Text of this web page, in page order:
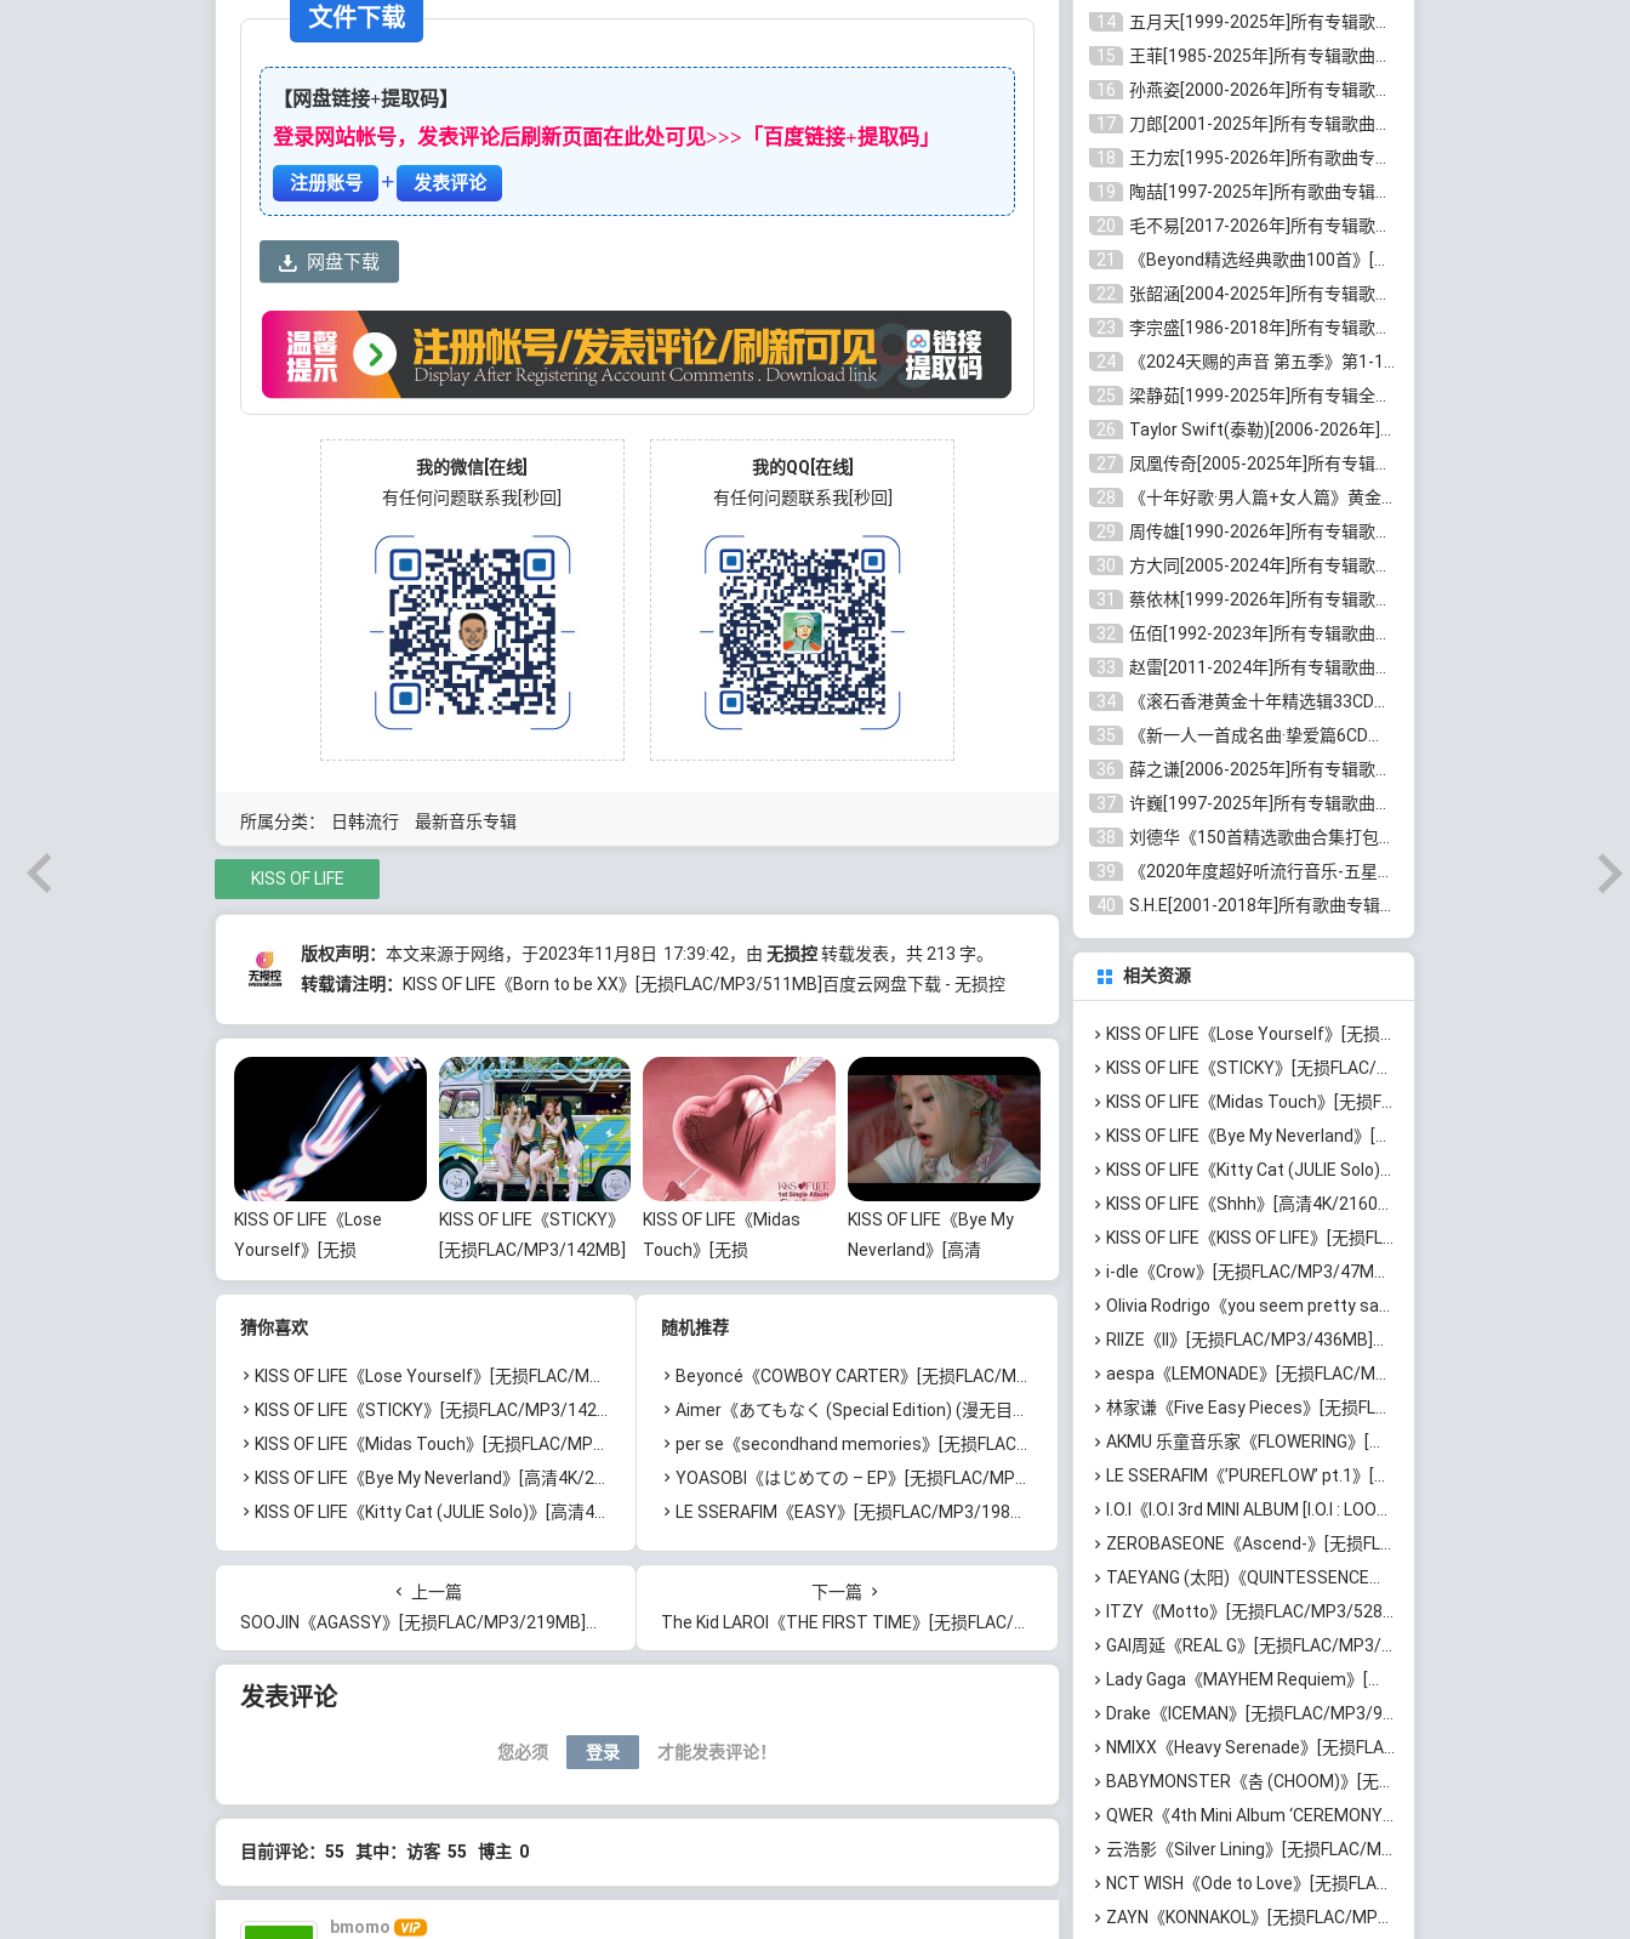
所属分类： 日韩流行 最新音乐专辑
文件下载
【网盘链接+提取码】
登录网站帐号，发表评论后刷新页面在此处可见>>>「百度链接+提取码」
注册账号 + 发表评论
网盘下载
我的微信[在线]
有任何问题联系我[秒回]
我的QQ[在线]
有任何问题联系我[秒回]
KISS OF LIFE
版权声明： 本文来源于网络，于2023年11月8日 17:39:42，由 无损控转载发表，共 213 字。
转载请注明：
KISS OF LIFE《Born to be XX》[无损FLAC/MP3/511MB]百度云网盘下载 - 无损控
KISS OF LIFE《Lose
Yourself》[无损
FLAC/MP3/459MB]百度
KISS OF LIFE《STICKY》
[无损FLAC/MP3/142MB]
百度云网盘下载
KISS OF LIFE《Midas
Touch》[无损
FLAC/MP3/142MB]百度
KISS OF LIFE《Bye My
Neverland》[高清
4K/2160P/MP4/1.26GB]
猜你喜欢
KISS OF LIFE《Lose Yourself》[无损FLAC/MP3/459MB]百度云网盘下载
KISS OF LIFE《STICKY》[无损FLAC/MP3/142MB]百度云网盘下载
KISS OF LIFE《Midas Touch》[无损FLAC/MP3/142MB]百度云网盘下载
KISS OF LIFE《Bye My Neverland》[高清4K/2160P/MP4/1.26GB]迅雷云网盘下载
KISS OF LIFE《Kitty Cat (JULIE Solo)》[高清4K/2160P/MP4/1.05GB]迅雷云网盘下载
随机推荐
Beyoncé《COWBOY CARTER》[无损FLAC/MP3/1.05GB]百度云网盘下载
Aimer《あてもなく (Special Edition) (漫无目的)》[无损FLAC/MP3/421MB]百度云网盘下载
per se《secondhand memories》[无损FLAC/MP3/446MB]百度云网盘下载
YOASOBI《はじめての – EP》[无损FLAC/MP3/342MB]百度云网盘下载
LE SSERAFIM《EASY》[无损FLAC/MP3/198MB]百度云网盘下载
上一篇
SOOJIN《AGASSY》[无损FLAC/MP3/219MB]百度云网盘下载
下一篇
The Kid LAROI《THE FIRST TIME》[无损FLAC/MP3/696MB]百度云网盘下载
发表评论
您必须 登录 才能发表评论！
目前评论：55 其中：访客 55 博主 0
bmomo
14
五月天[1999-2025年]所有专辑歌曲合集打包[无损FLAC/MP3/23.84GB]百度云网盘下载
15
王菲[1985-2025年]所有专辑歌曲合集[无损FLAC/WAV/APE分轨+MP3/23.06GB]百度云网盘下载
16
孙燕姿[2000-2026年]所有专辑歌曲合集[无损FLAC/MP3/9.73GB]百度云网盘下载
17
刀郎[2001-2025年]所有专辑歌曲合集打包[无损FLAC/MP3/8.91GB]百度云网盘下载
18
王力宏[1995-2026年]所有歌曲专辑合集[无损FLAC/MP3/14.41GB]百度云网盘下载
19
陶喆[1997-2025年]所有歌曲专辑合集[无损FLAC/MP3/7.75GB]百度云网盘下载
20
毛不易[2017-2026年]所有专辑歌曲合集[无损FLAC/MP3/5.72GB]百度云网盘下载
21
《Beyond精选经典歌曲100首》[无损FLAC/MP3/3.85GB]百度云网盘下载
22
张韶涵[2004-2025年]所有专辑歌曲合集 [无损MP3/FLAC/7.5GB]百度云网盘下载
23
李宗盛[1986-2018年]所有专辑歌曲合集打包[无损FLAC/MP3/8.82GB]百度云网盘下载
24
《2024天赐的声音 第五季》第1-12期歌曲[无损FLAC/MP3]百度云网盘下载
25
梁静茹[1999-2025年]所有专辑全部歌曲打包[无损FLAC/MP3/10.71GB]百度云网盘下载
26
Taylor Swift(泰勒)[2006-2026年]所有歌曲合集打包[无损FLAC/MP3/23.78GB]百度云网盘下载
27
凤凰传奇[2005-2025年]所有专辑歌曲合集[无损WAV/FLAC+MP3/11.62GB]百度云网盘下载
28
《十年好歌·男人篇+女人篇》黄金国语珍藏6CD[无损WAV/MP3/4.09GB]百度云网盘下载
29
周传雄[1990-2026年]所有专辑歌曲全集[无损FLAC/MP3/10GB]百度云网盘下载
30
方大同[2005-2024年]所有专辑歌曲合集[高品质MP3+无损FLAC/7.59GB]百度云网盘下载
31
蔡依林[1999-2026年]所有专辑歌曲合集[无损FLAC/MP3/23.32GB]百度云网盘下载
32
伍佰[1992-2023年]所有专辑歌曲合集[高品质MP3/320K/3.92GB]百度云网盘下载
33
赵雷[2011-2024年]所有专辑歌曲打包[无损FLAC/MP3/2.64GB]百度云网盘下载
34
《滚石香港黄金十年精选辑33CD》[无损APE/WAV分轨/13.6GB]百度云网盘下载
35
《新一人一首成名曲·挚爱篇6CD》[无损MP3/DTS/WAV分轨/4.43GB]百度云网盘下载
36
薛之谦[2006-2025年]所有专辑歌曲合集[无损FLAC/MP3/5.20GB]百度云网盘下载
37
许巍[1997-2025年]所有专辑歌曲合集打包[无损FLAC/MP3/7.48GB]百度云网盘下载
38
刘德华《150首精选歌曲合集打包》[无损FLAC/MP3/5.26GB]百度云网盘下载
39
《2020年度超好听流行音乐-五星珍藏版10CD》[无损WAV/MP3/6.77GB]百度云网盘下载
40
S.H.E[2001-2018年]所有歌曲专辑打包[无损FLAC/MP3/16.05GB]百度云网盘下载
相关资源
KISS OF LIFE《Lose Yourself》[无损FLAC/MP3/459MB]百度云网盘下载
KISS OF LIFE《STICKY》[无损FLAC/MP3/142MB]百度云网盘下载
KISS OF LIFE《Midas Touch》[无损FLAC/MP3/142MB]百度云网盘下载
KISS OF LIFE《Bye My Neverland》[高清4K/2160P/MP4/1.26GB]迅雷云网盘下载
KISS OF LIFE《Kitty Cat (JULIE Solo)》[高清4K/2160P/MP4/1.05GB]迅雷云网盘下载
KISS OF LIFE《Shhh》[高清4K/2160P/MP4/1.21GB]迅雷云网盘下载
KISS OF LIFE《KISS OF LIFE》[无损FLAC/MP3/438MB]百度云网盘下载
i-dle《Crow》[无损FLAC/MP3/47MB]百度云网盘下载
Olivia Rodrigo《you seem pretty sad for a girl so in love》[无损FLAC/MP3/745MB]百度云网盘下载
RIIZE《II》[无损FLAC/MP3/436MB]百度云网盘下载
aespa《LEMONADE》[无损FLAC/MP3/674MB]百度云网盘下载
林家谦《Five Easy Pieces》[无损FLAC/MP3/223MB]百度云网盘下载
AKMU 乐童音乐家《FLOWERING》[无损FLAC/MP3/530MB]百度云网盘下载
LE SSERAFIM《’PUREFLOW’ pt.1》[无损FLAC/MP3/386MB]百度云网盘下载
I.O.I《I.O.I 3rd MINI ALBUM [I.O.I : LOOP]》[无损FLAC/MP3/486MB]百度云网盘下载
ZEROBASEONE《Ascend-》[无损FLAC/MP3/444MB]百度云网盘下载
TAEYANG (太阳)《QUINTESSENCE》[无损FLAC/MP3/421MB]百度云网盘下载
ITZY《Motto》[无损FLAC/MP3/528MB]百度云网盘下载
GAI周延《REAL G》[无损FLAC/MP3/729MB]百度云网盘下载
Lady Gaga《MAYHEM Requiem》[无损FLAC/MP3/984MB]百度云网盘下载
Drake《ICEMAN》[无损FLAC/MP3/967MB]百度云网盘下载
NMIXX《Heavy Serenade》[无损FLAC/MP3/355MB]百度云网盘下载
BABYMONSTER《춤 (CHOOM)》[无损FLAC/MP3/193MB]百度云网盘下载
QWER《4th Mini Album ‘CEREMONY’》[无损FLAC/MP3/386MB]百度云网盘下载
云浩影《Silver Lining》[无损FLAC/MP3/543MB]百度云网盘下载
NCT WISH《Ode to Love》[无损FLAC/MP3/713MB]百度云网盘下载
ZAYN《KONNAKOL》[无损FLAC/MP3/624MB]百度云网盘下载